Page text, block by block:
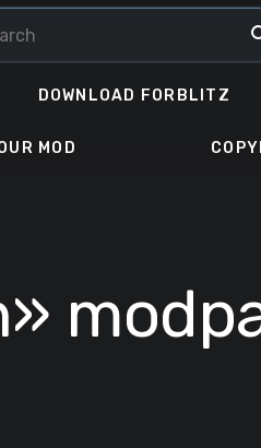
DOWNLOAD FORBLITZ
MOD